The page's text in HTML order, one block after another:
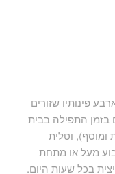
פינותיו שזורים
בזמן התפילה בבית
וטלית
מעל או מתחת
בכל שעות היום.